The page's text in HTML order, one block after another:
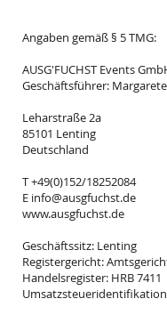
Angaben gemäß § 5 TMG:
AUSG'FUCHST Events
Geschäftsführer:
Leharstraße 2a
85101 Lenting
Deutschland
T +49(0)152/18252084
E info@ausgfuchst.de
www.ausgfuchst.de
Geschäftssitz: Lenting
Registergericht:
Handelsregister: HRB 7411